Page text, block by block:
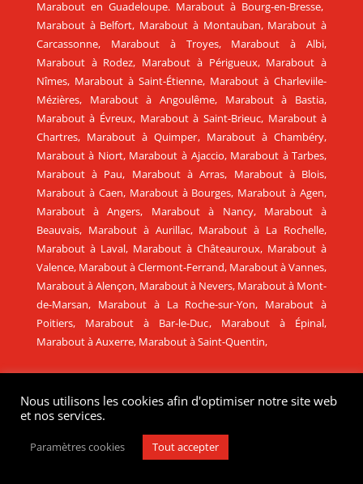
Marabout en Guadeloupe. Marabout à Bourg-en-Bresse,
Marabout à Belfort, Marabout à Montauban, Marabout à
Carcassonne, Marabout à Troyes, Marabout à Albi,
Marabout à Rodez, Marabout à Périgueux, Marabout à
Nîmes, Marabout à Saint-Étienne, Marabout à Charleviile-
Mézières, Marabout à Angoulême, Marabout à Bastia,
Marabout à Évreux, Marabout à Saint-Brieuc, Marabout à
Chartres, Marabout à Quimper, Marabout à Chambéry,
Marabout à Niort, Marabout à Ajaccio, Marabout à Tarbes,
Marabout à Pau, Marabout à Arras, Marabout à Blois,
Marabout à Caen, Marabout à Bourges, Marabout à Agen,
Marabout à Angers, Marabout à Nancy, Marabout à
Beauvais, Marabout à Aurillac, Marabout à La Rochelle,
Marabout à Laval, Marabout à Châteauroux, Marabout à
Valence, Marabout à Clermont-Ferrand, Marabout à Vannes,
Marabout à Alençon, Marabout à Nevers, Marabout à Mont-
de-Marsan, Marabout à La Roche-sur-Yon, Marabout à
Poitiers, Marabout à Bar-le-Duc, Marabout à Épinal,
Marabout à Auxerre, Marabout à Saint-Quentin,
MARABOUT MÉDIUM EN SUISSE
Marabout en Suisse
Marabout à Delémont,Marabout à Neuchâtel
Marabout à Sion,Marabout à Fribourg
Nous utilisons les cookies afin d'optimiser notre site web
et nos services.
Paramètres cookies Tout accepter